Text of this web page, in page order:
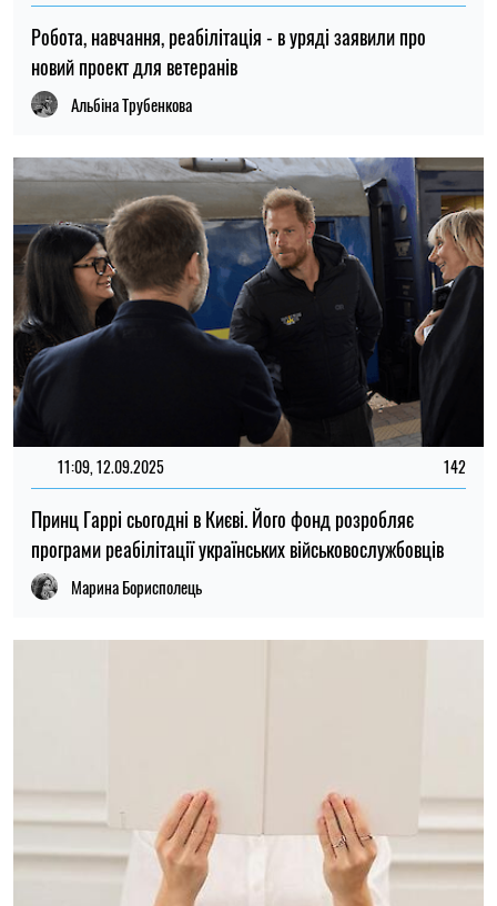
Робота, навчання, реабілітація - в уряді заявили про
новий проект для ветеранів
Альбіна Трубенкова
11:09, 12.09.2025 142
Принц Гаррі сьогодні в Києві. Його фонд розробляє
програми реабілітації українських військовослужбовців
Марина Борисполець